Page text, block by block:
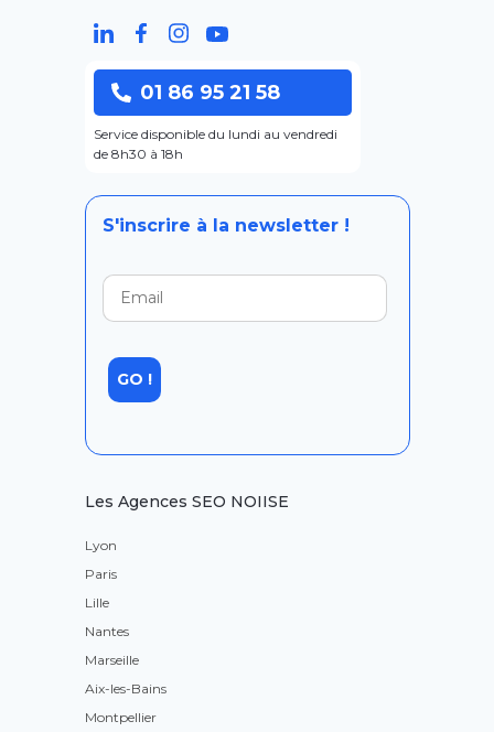
01 86 95 21 58
Service disponible du lundi au vendredi
de 8h30 à 18h
S'inscrire à la newsletter !
Les Agences SEO NOIISE
Lyon
Paris
Lille
Nantes
Marseille
Aix-les-Bains
Montpellier